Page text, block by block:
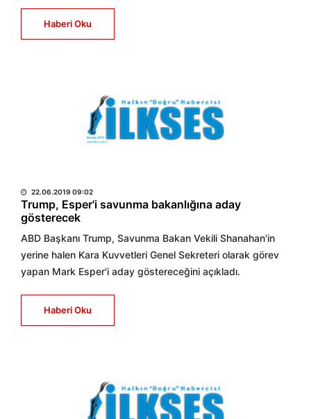
Haberi Oku
22.06.2019 09:02
Trump, Esper'i savunma bakanlığına aday
gösterecek
ABD Başkanı Trump, Savunma Bakan Vekili Shanahan'in
yerine halen Kara Kuvvetleri Genel Sekreteri olarak görev
yapan Mark Esper'i aday göstereceğini açıkladı.
Haberi Oku